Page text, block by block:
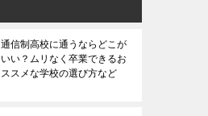
通信制高校に通うならどこが
いい？ムリなく卒業できるお
ススメな学校の選び方など